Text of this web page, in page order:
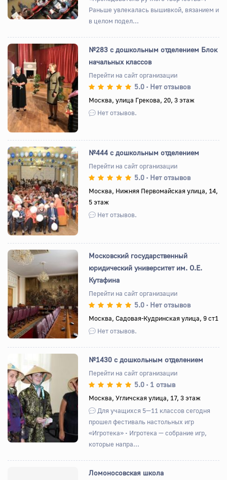
Раньше увлекалась вышивкой, вязанием и
в целом подел...
Назад Вперед
№283 с дошкольным отделением Блок
начальных классов
Перейти на сайт организации
5.0 • Нет отзывов
Москва, улица Грекова, 20, 3 этаж
Нет отзывов.
Назад Вперед
№444 с дошкольным отделением
Перейти на сайт организации
5.0 • Нет отзывов
Москва, Нижняя Первомайская улица, 14,
5 этаж
Нет отзывов.
Назад Вперед
Московский государственный
юридический университет им. О.Е.
Кутафина
Перейти на сайт организации
5.0 • Нет отзывов
Москва, Садовая-Кудринская улица, 9 ст1
Нет отзывов.
Назад Вперед
№1430 с дошкольным отделением
Перейти на сайт организации
5.0 • 1 отзыв
Москва, Угличская улица, 17, 3 этаж
Для учащихся 5—11 классов сегодня
прошел фестиваль настольных игр
«Игротека» • Игротека — собрание игр,
которые напра...
Ломоносовская школа